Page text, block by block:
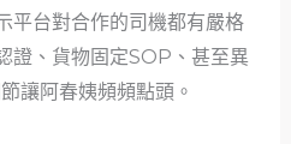
平台對合作的司機都有嚴格
證、貨物固定SOP、甚至異
讓阿春姨頻頻點頭。